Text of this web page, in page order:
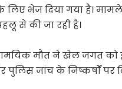
लिए भेज दिया गया है।
से की जा रही है।
मौत ने खेल जगत
पुलिस जांच के निष्कर्षों पर